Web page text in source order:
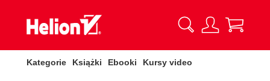
Kategorie Książki Ebooki Kursy video